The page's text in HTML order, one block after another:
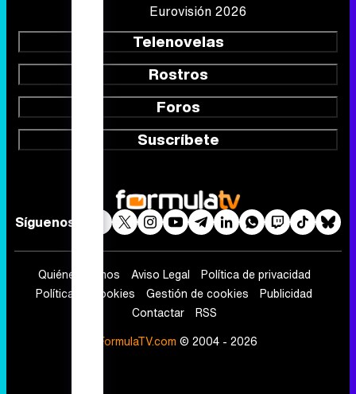
Eurovisión 2026
Telenovelas
Rostros
Foros
Suscríbete
Síguenos
Quiénes somos Aviso Legal
Política de privacidad
Política de cookies
Gestión de cookies
Publicidad
Contactar
RSS
FormulaTV.com © 2004 - 2026